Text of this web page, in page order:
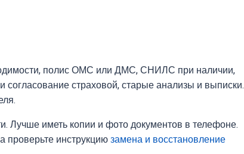
полис ОМС или ДМС, СНИЛС при наличии,
страховой, старые анализы и выписки.
Лучше иметь копии и фото документов в телефоне.
проверьте инструкцию замена и восстановление